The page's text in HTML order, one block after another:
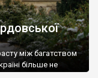
між багатством
більше не